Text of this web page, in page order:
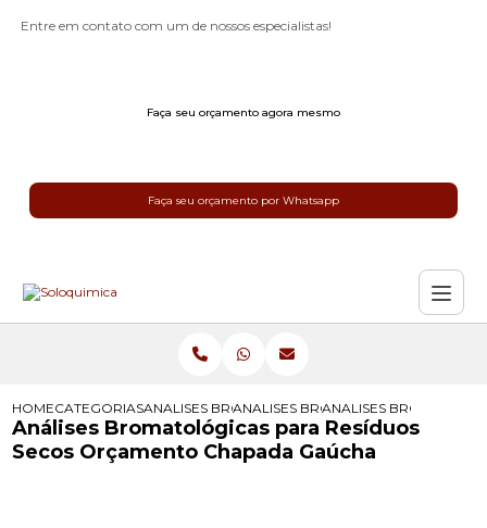
Entre em contato com um de nossos especialistas!
Faça seu orçamento agora mesmo
Faça seu orçamento por Whatsapp
HOMECATEGORIASANALISES BROMATOLOGICAS
ANALISES BROMATOLOGICAS DE
ANALISES
Análises Bromatológicas para Resíduos
Secos Orçamento Chapada Gaúcha